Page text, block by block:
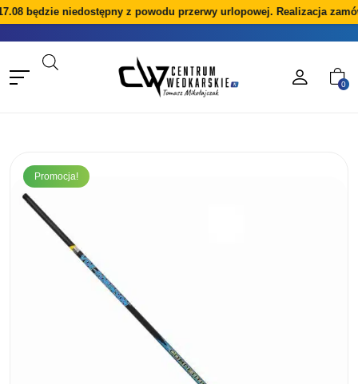
będzie niedostępny z powodu przerwy urlopowej. Realizacja
0
Promocja!